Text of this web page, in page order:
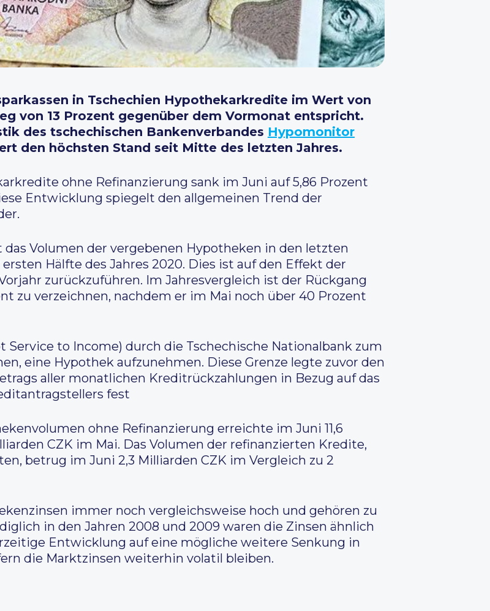
in Tschechien Hypothekarkredite im Wert von
von 13 Prozent gegenüber dem Vormonat entspricht.
des tschechischen Bankenverbandes Hypomonitor
den höchsten Stand seit Mitte des letzten Jahres.
ohne Refinanzierung sank im Juni auf 5,86 Prozent
Entwicklung spiegelt den allgemeinen Trend der
Volumen der vergebenen Hypotheken in den letzten
Hälfte des Jahres 2020. Dies ist auf den Effekt der
zurückzuführen. Im Jahresvergleich ist der Rückgang
zu verzeichnen, nachdem er im Mai noch über 40 Prozent
Service to Income) durch die Tschechische Nationalbank zum
eine Hypothek aufzunehmen. Diese Grenze legte zuvor den
aller monatlichen Kreditrückzahlungen in Bezug auf das
fest
ohne Refinanzierung erreichte im Juni 11,6
CZK im Mai. Das Volumen der refinanzierten Kredite,
betrug im Juni 2,3 Milliarden CZK im Vergleich zu 2
immer noch vergleichsweise hoch und gehören zu
in den Jahren 2008 und 2009 waren die Zinsen ähnlich
Entwicklung auf eine mögliche weitere Senkung in
die Marktzinsen weiterhin volatil bleiben.